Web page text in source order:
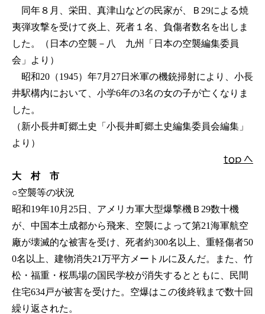
同年８月、栄田、真津山などの民家が、Ｂ29による焼
夷弾攻撃を受けて炎上、死者１名、負傷者数名を出しま
した。（日本の空襲－八 九州「日本の空襲編集委員
会」より）
昭和20（1945）年7月27日米軍の機銃掃射により、小長
井駅構内において、小学6年の3名の女の子が亡くなりま
した。
（新小長井町郷土史「小長井町郷土史編集委員会編集」
より）
ｔｏｐ へ
大 村 市
○空襲等の状況
昭和19年10月25日、アメリカ軍大型爆撃機Ｂ29数十機
が、中国本土成都から飛来、空襲によって第21海軍航空
廠が壊滅的な被害を受け、死者約300名以上、重軽傷者50
0名以上、建物消失21万平方メートルに及んだ。また、竹
松・福重・桜馬場の国民学校が消失するとともに、民間
住宅634戸が被害を受けた。空爆はこの後終戦まで数十回
繰り返された。